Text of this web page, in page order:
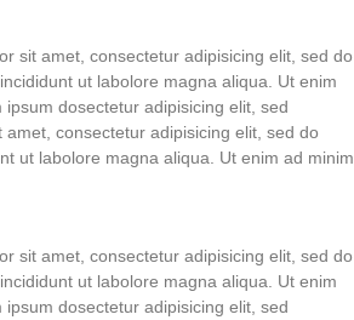
sit amet, consectetur adipisicing elit, sed do
ut labolore magna aliqua. Ut enim
dosectetur adipisicing elit, sed
consectetur adipisicing elit, sed do
ut labolore magna aliqua. Ut enim ad minim
sit amet, consectetur adipisicing elit, sed do
ut labolore magna aliqua. Ut enim
dosectetur adipisicing elit, sed